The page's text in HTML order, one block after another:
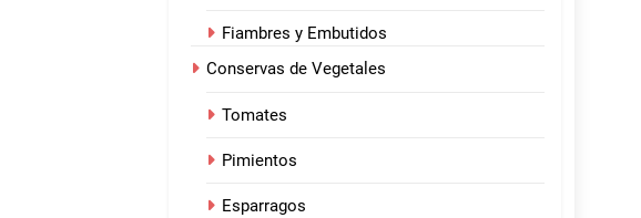
Fiambres y Embutidos
Conservas de Vegetales
Tomates
Pimientos
Esparragos